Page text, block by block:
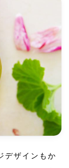
デザインもか